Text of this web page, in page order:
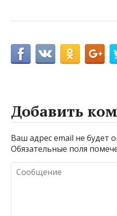
Добавить
Ваш адрес email не будет
Обязательные поля